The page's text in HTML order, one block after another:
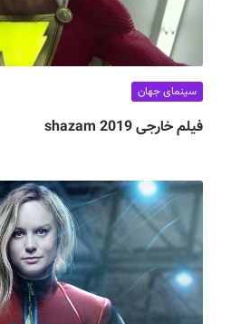
سینمای جهان
فیلم خارجی shazam 2019